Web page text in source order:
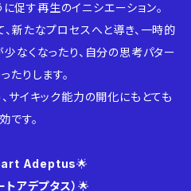
促す再生のイニシエーション。
新たなプロセスへと導き、一時的
なくなったり、自分の思考パター
たりします。
サイキック能力の開化にもとても
です。
Adeptus🌟
アデプタス） 🌟